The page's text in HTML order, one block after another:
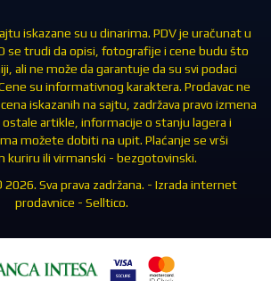
iskazane su u dinarima. PDV je uračunat u
se trudi da opisi, fotografije i cene budu što
ali ne može da garantuje da su svi podaci
su informativnog karaktera. Prodavac ne
iskazanih na sajtu, zadržava pravo izmena
ostale artikle, informacije o stanju lagera i
možete dobiti na upit. Plaćanje se vrši
kuriru ili virmanski - bezgotovinski.
Sva prava zadržana. - Izrada internet
prodavnice - Selltico.